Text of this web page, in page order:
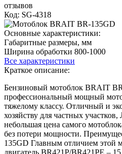
отзывов
Код: SG-4318
Основные характеристики:
Габаритные размеры, мм
Ширина обработки 800-1000
Все характеристики
Краткое описание:
Бензиновый мотоблок BRAIT
профессиональный мощный
тяжелому классу. Отличный и
хозяйству для частных
небольшая цена самого
без потери мощности.
135GD Главным отличием этой
двигатель BR421P/BR421PE –